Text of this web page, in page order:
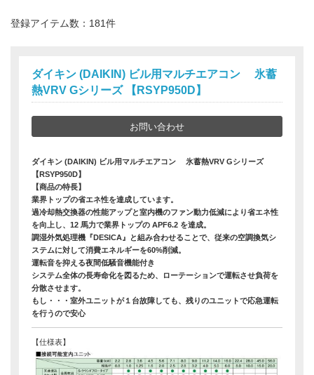
登録アイテム数：181件
ダイキン (DAIKIN) ビル用マルチエアコン 氷蓄
熱VRV Gシリーズ 【RSYP950D】
お問い合わせ
ダイキン (DAIKIN) ビル用マルチエアコン 氷蓄熱VRV Gシリーズ
【RSYP950D】
【商品の特長】
業界トップの省エネ性を達成しています。
過冷却熱交換器の性能アップと室内機のファン動力低減により省エネ性
を向上し、12 馬力で業界トップの APF6.2 を達成。
調湿外気処理機『DESICA』と組み合わせることで、従来の空調換気シ
ステムに対して消費エネルギーを60%削減。
運転音を抑える夜間低騒音機能付き
システム全体の長寿命化を図るため、ローテーションで運転させ負荷を
分散させます。
もし・・・室外ユニットが１台故障しても、残りのユニットで応急運転
を行うので安心
【仕様表】